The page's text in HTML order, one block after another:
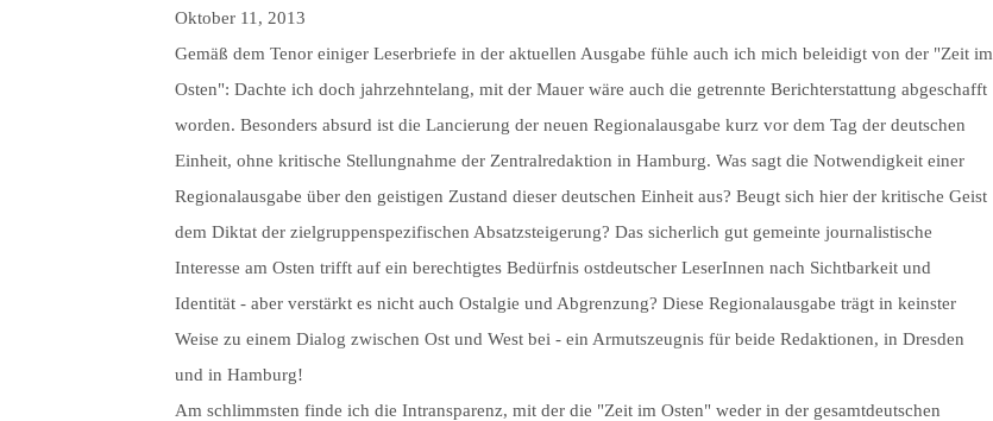
Oktober 11, 2013
Gemäß dem Tenor einiger Leserbriefe in der aktuellen Ausgabe fühle auch ich mich beleidigt von der "Zeit im
Osten": Dachte ich doch jahrzehntelang, mit der Mauer wäre auch die getrennte Berichterstattung abgeschafft
worden. Besonders absurd ist die Lancierung der neuen Regionalausgabe kurz vor dem Tag der deutschen
Einheit, ohne kritische Stellungnahme der Zentralredaktion in Hamburg. Was sagt die Notwendigkeit einer
Regionalausgabe über den geistigen Zustand dieser deutschen Einheit aus? Beugt sich hier der kritische Geist
dem Diktat der zielgruppenspezifischen Absatzsteigerung? Das sicherlich gut gemeinte journalistische
Interesse am Osten trifft auf ein berechtigtes Bedürfnis ostdeutscher LeserInnen nach Sichtbarkeit und
Identität - aber verstärkt es nicht auch Ostalgie und Abgrenzung? Diese Regionalausgabe trägt in keinster
Weise zu einem Dialog zwischen Ost und West bei - ein Armutszeugnis für beide Redaktionen, in Dresden
und in Hamburg!
Am schlimmsten finde ich die Intransparenz, mit der die "Zeit im Osten" weder in der gesamtdeutschen